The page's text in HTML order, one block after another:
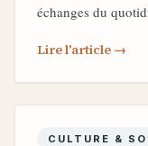
échanges du
Lire l'article →
CULTURE &